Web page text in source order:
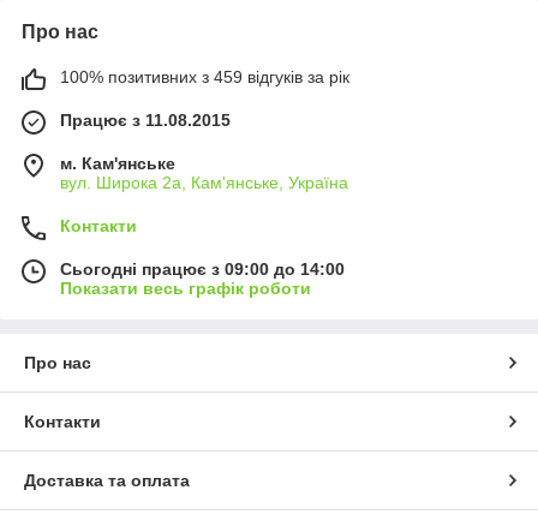
Про нас
100% позитивних з 459 відгуків за рік
Працює з 11.08.2015
м. Кам'янське
вул. Широка 2а, Кам'янське, Україна
Контакти
Сьогодні працює з 09:00 до 14:00
Показати весь графік роботи
Про нас
Контакти
Доставка та оплата